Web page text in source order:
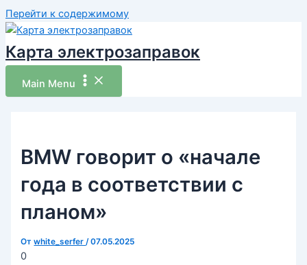
Перейти к содержимому
Карта электрозаправок
Main Menu
BMW говорит о «начале
года в соответствии с
планом»
Отwhite_serfer/07.05.2025
0